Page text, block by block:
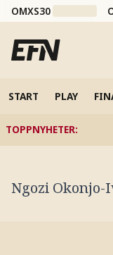
OMXS30
START PLAY
TOPPNYHETER:
Ngozi Okonjo-